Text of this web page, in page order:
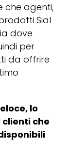
che agenti,
Sial
dove
per
da offrire
lo
che